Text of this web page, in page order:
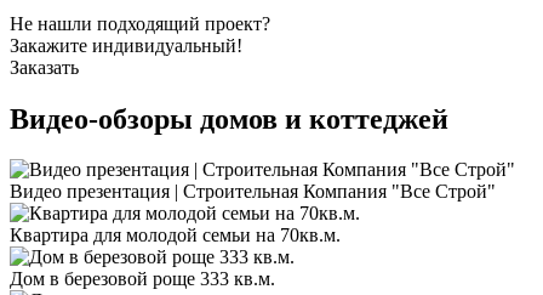
Не нашли подходящий проект?
Закажите индивидуальный!
Заказать
Видео-обзоры домов и коттеджей
Видео презентация | Строительная Компания "Все Строй"
Квартира для молодой семьи на 70кв.м.
Дом в березовой роще 333 кв.м.